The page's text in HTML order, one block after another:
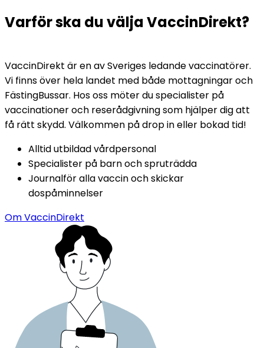
Varför ska du välja VaccinDirekt?
VaccinDirekt är en av Sveriges ledande vaccinatörer.
Vi finns över hela landet med både mottagningar och
FästingBussar. Hos oss möter du specialister på
vaccinationer och reserådgivning som hjälper dig att
få rätt skydd. Välkommen på drop in eller bokad tid!
Alltid utbildad vårdpersonal
Specialister på barn och spruträdda
Journalför alla vaccin och skickar
dospåminnelser
Om VaccinDirekt